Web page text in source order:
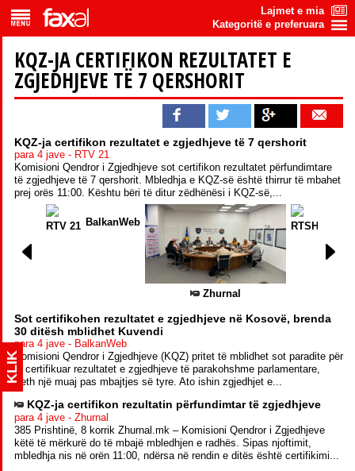
Lajmet e mia
Kategoritë e preferuara
KQZ-JA CERTIFIKON REZULTATET E
ZGJEDHJEVE TË 7 QERSHORIT
KQZ-ja certifikon rezultatet e zgjedhjeve të 7 qershorit
para 4 jave - RTV 21
Komisioni Qendror i Zgjedhjeve sot certifikon rezultatet përfundimtare
të zgjedhjeve të 7 qershorit. Mbledhja e KQZ-së është thirrur të mbahet
prej orës 11:00. Kështu bëri të ditur zëdhënësi i KQZ-së,...
RTV 21 BalkanWeb
Zhurnal
RTSH
Sot certifikohen rezultatet e zgjedhjeve në Kosovë, brenda
30 ditësh mblidhet Kuvendi
para 4 jave - BalkanWeb
Komisioni Qendror i Zgjedhjeve (KQZ) pritet të mblidhet sot paradite për
t’i certifikuar rezultatet e zgjedhjeve të parakohshme parlamentare,
rreth një muaj pas mbajtjes së tyre. Ato ishin zgjedhjet e...
KQZ-ja certifikon rezultatin përfundimtar të zgjedhjeve
para 4 jave - Zhurnal
385 Prishtinë, 8 korrik Zhurnal.mk – Komisioni Qendror i Zgjedhjeve
këtë të mërkurë do të mbajë mbledhjen e radhës. Sipas njoftimit,
mbledhja nis në orën 11:00, ndërsa në rendin e ditës është certifikimi...
KLIK